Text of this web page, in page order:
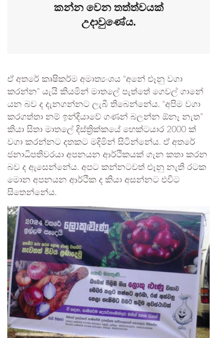
කන්න වෙන තත්ත්වයක්
උදාවුණේය.
ඒ අතරේ කෘෂිකර්ම අමාත්‍යංශය “අනේ ළුෑනු වගා
කරන්න” යැයි කියමින් මාතලේ පැත්තේ ගෙවල් ගානේ
යන බව ද දැනගන්නට ලැබී තිබෙන්නේය. “අපිම වගා
කරගත්තා නම් ඉන්දියාවේ ගණන් බලන්න ඕනෑ නැත”
කියා සිතා මාතලේ දිස්ත්‍රික්කයේ හෙක්ටයාර 2000 ක්
වගා කරන්නට දතකට මදිමින් සිටින්නේය. ඒ අතරේ
ජනාධිපතිවරයා අපනයන ආර්ථිකයක් ගැන කතා කරන
බව ද ඇසෙන්නේය. අපට කන්නටවත් ළුෑනු නැති රටක
මොන අපනයන ආර්ථික ද කියා අසන්නට එවිට
සිතෙන්නේය.